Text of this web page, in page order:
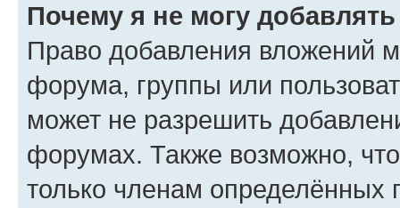
Почему я не могу
Право добавления вложений
форума, группы или
может не разрешить
форумах. Также возможно,
только членам определённых